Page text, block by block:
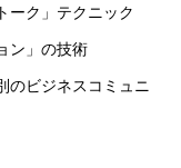
ク」テクニック
ン」の技術
ビジネスコミュニ